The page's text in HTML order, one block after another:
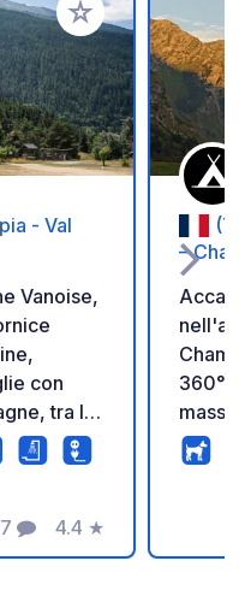
Aggiungi ai tuoi
- Val
Vanoise,
con
tra le
nel
a
boschi
4.4
Valutazione
★
–
360°
spazi aperti! Il